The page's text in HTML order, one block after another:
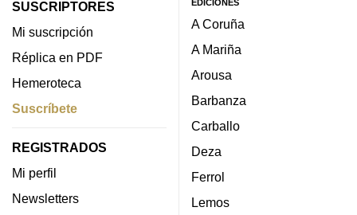
SUSCRIPTORES
Mi suscripción
Réplica en PDF
Hemeroteca
Suscríbete
REGISTRADOS
Mi perfil
Newsletters
EDICIONES
A Coruña
A Mariña
Arousa
Barbanza
Carballo
Deza
Ferrol
Lemos